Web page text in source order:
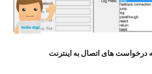
درخواست های اتصال به اینترنت